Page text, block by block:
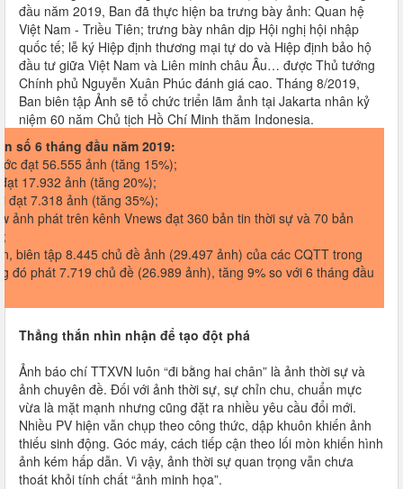
đầu năm 2019, Ban đã thực hiện ba trưng bày ảnh: Quan hệ
Việt Nam - Triều Tiên; trưng bày nhân dịp Hội nghị hội nhập
quốc tế; lễ ký Hiệp định thương mại tự do và Hiệp định bảo hộ
đầu tư giữa Việt Nam và Liên minh châu Âu… được Thủ tướng
Chính phủ Nguyễn Xuân Phúc đánh giá cao. Tháng 8/2019,
Ban biên tập Ảnh sẽ tổ chức triển lãm ảnh tại Jakarta nhân kỷ
niệm 60 năm Chủ tịch Hồ Chí Minh thăm Indonesia.
số 6 tháng đầu năm 2019:
đạt 56.555 ảnh (tăng 15%);
17.932 ảnh (tăng 20%);
đạt 7.318 ảnh (tăng 35%);
ảnh phát trên kênh Vnews đạt 360 bản tin thời sự và 70 bản
biên tập 8.445 chủ đề ảnh (29.497 ảnh) của các CQTT trong
đó phát 7.719 chủ đề (26.989 ảnh), tăng 9% so với 6 tháng đầu
Thẳng thắn nhìn nhận để tạo đột phá
Ảnh báo chí TTXVN luôn “đi bằng hai chân” là ảnh thời sự và
ảnh chuyên đề. Đối với ảnh thời sự, sự chỉn chu, chuẩn mực
vừa là mặt mạnh nhưng cũng đặt ra nhiều yêu cầu đổi mới.
Nhiều PV hiện vẫn chụp theo công thức, dập khuôn khiến ảnh
thiếu sinh động. Góc máy, cách tiếp cận theo lối mòn khiến hình
ảnh kém hấp dẫn. Vì vậy, ảnh thời sự quan trọng vẫn chưa
thoát khỏi tính chất “ảnh minh họa”.